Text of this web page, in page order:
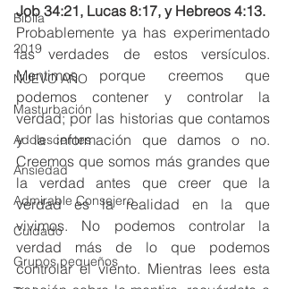
Biblia
2019
NUEVO AÑO
Masturbación
Adolescentes
Ansiedad
Admirable Consejero
Cuidado
Grupos pequeños
Job 34:21, Lucas 8:17, y Hebreos 4:13.
Probablemente ya has experimentado
las verdades de estos versículos.
Mentimos porque creemos que
podemos contener y controlar la
verdad; por las historias que contamos
y la información que damos o no.
Creemos que somos más grandes que
la verdad antes que creer que la
verdad es la realidad en la que
vivimos. No podemos controlar la
verdad más de lo que podemos
controlar el viento. Mientras lees esta